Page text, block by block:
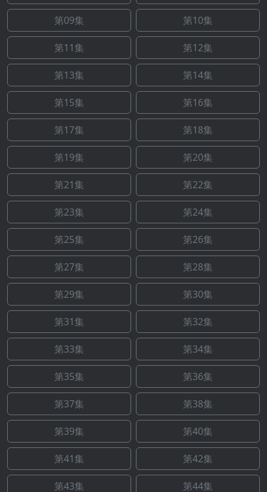
第09集 第10集
第11集 第12集
第13集 第14集
第15集 第16集
第17集 第18集
第19集 第20集
第21集 第22集
第23集 第24集
第25集 第26集
第27集 第28集
第29集 第30集
第31集 第32集
第33集 第34集
第35集 第36集
第37集 第38集
第39集 第40集
第41集 第42集
第43集 第44集